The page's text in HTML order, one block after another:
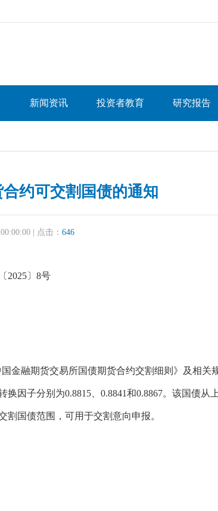
新闻资讯 投资者教育 研究报告
约可交割国债的通知
| 点击： 646
2025〕8号
融期货交易所国债期货合约交割细则》及相关
因子分别为0.8815、0.8841和0.8867。该国债从
割国债范围，可用于交割意向申报。